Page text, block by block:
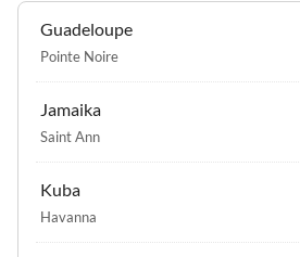
Guadeloupe
Pointe Noire
Jamaika
Saint Ann
Kuba
Havanna